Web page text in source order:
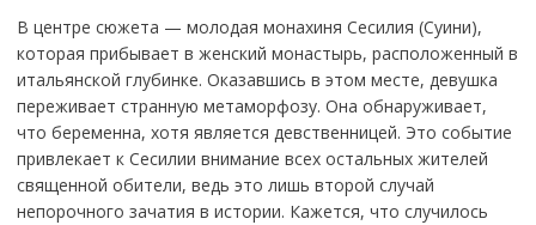
В центре сюжета — молодая монахиня Сесилия (Суини),
которая прибывает в женский монастырь, расположенный в
итальянской глубинке. Оказавшись в этом месте, девушка
переживает странную метаморфозу. Она обнаруживает,
что беременна, хотя является девственницей. Это событие
привлекает к Сесилии внимание всех остальных жителей
священной обители, ведь это лишь второй случай
непорочного зачатия в истории. Кажется, что случилось